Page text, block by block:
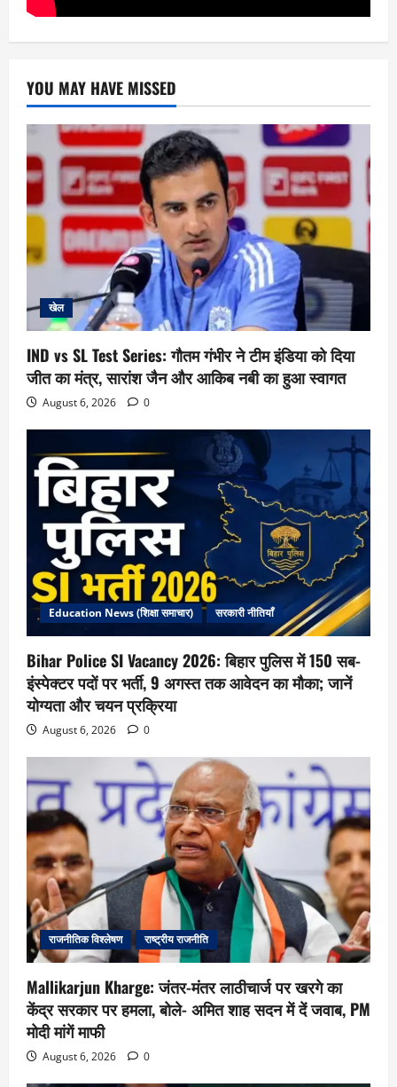
YOU MAY HAVE MISSED
खेल
IND vs SL Test Series: गौतम गंभीर ने टीम इंडिया को दिया
जीत का मंत्र, सारांश जैन और आकिब नबी का हुआ स्वागत
August 6, 2026 0
Education News (शिक्षा समाचार) सरकारी नीतियाँ
Bihar Police SI Vacancy 2026: बिहार पुलिस में 150 सब-
इंस्पेक्टर पदों पर भर्ती, 9 अगस्त तक आवेदन का मौका; जानें
योग्यता और चयन प्रक्रिया
August 6, 2026 0
राजनीतिक विश्लेषण राष्ट्रीय राजनीति
Mallikarjun Kharge: जंतर-मंतर लाठीचार्ज पर खरगे का
केंद्र सरकार पर हमला, बोले- अमित शाह सदन में दें जवाब, PM
मोदी मांगें माफी
August 6, 2026 0